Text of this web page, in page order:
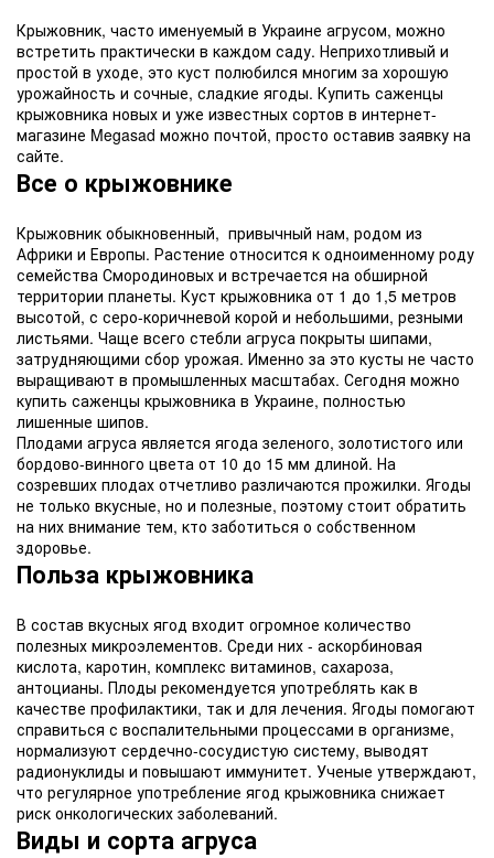
Крыжовник, часто именуемый в Украине агрусом, можно
встретить практически в каждом саду. Неприхотливый и
простой в уходе, это куст полюбился многим за хорошую
урожайность и сочные, сладкие ягоды. Купить саженцы
крыжовника новых и уже известных сортов в интернет-
магазине Megasad можно почтой, просто оставив заявку на
сайте.
Все о крыжовнике
Крыжовник обыкновенный, привычный нам, родом из
Африки и Европы. Растение относится к одноименному роду
семейства Смородиновых и встречается на обширной
территории планеты. Куст крыжовника от 1 до 1,5 метров
высотой, с серо-коричневой корой и небольшими, резными
листьями. Чаще всего стебли агруса покрыты шипами,
затрудняющими сбор урожая. Именно за это кусты не часто
выращивают в промышленных масштабах. Сегодня можно
купить саженцы крыжовника в Украине, полностью
лишенные шипов.
Плодами агруса является ягода зеленого, золотистого или
бордово-винного цвета от 10 до 15 мм длиной. На
созревших плодах отчетливо различаются прожилки. Ягоды
не только вкусные, но и полезные, поэтому стоит обратить
на них внимание тем, кто заботиться о собственном
здоровье.
Польза крыжовника
В состав вкусных ягод входит огромное количество
полезных микроэлементов. Среди них - аскорбиновая
кислота, каротин, комплекс витаминов, сахароза,
антоцианы. Плоды рекомендуется употреблять как в
качестве профилактики, так и для лечения. Ягоды помогают
справиться с воспалительными процессами в организме,
нормализуют сердечно-сосудистую систему, выводят
радионуклиды и повышают иммунитет. Ученые утверждают,
что регулярное употребление ягод крыжовника снижает
риск онкологических заболеваний.
Виды и сорта агруса